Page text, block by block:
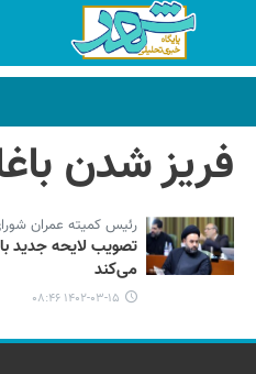
فریز شدن
رئیس کمیته عمران
تصویب لایحه جدید
می‌کند
۱۴۰۲-۰۳-۱۵ ۰۸:۴۶